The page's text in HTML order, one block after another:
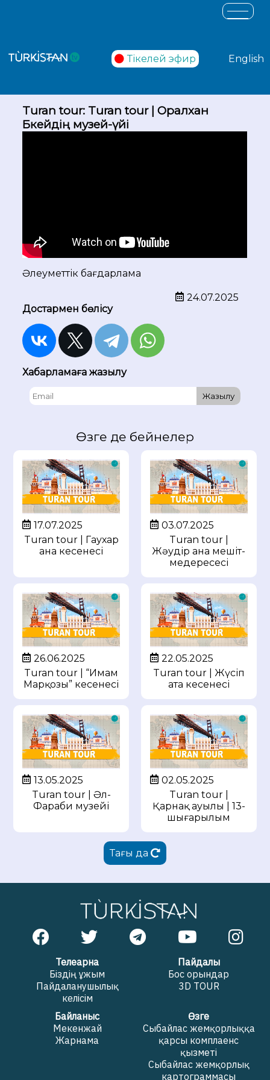
Тікелей эфир English
Turan tour: Turan tour | Оралхан
Бөкейдің музей-үйі
Әлеуметтік бағдарлама
24.07.2025
Достармен бөлісу
Хабарламаға жазылу
Жазылу
Өзге де бейнелер
17.07.2025
Turan tour | Гаухар
ана кесенесі
03.07.2025
Turan tour |
Жәудір ана мешіт-
медересесі
26.06.2025
Turan tour | “Имам
Марқозы” кесенесі
22.05.2025
Turan tour | Жүсіп
ата кесенесі
13.05.2025
Turan tour | Әл-
Фараби музейі
02.05.2025
Turan tour |
Қарнақ ауылы | 13-
шығарылым
Тағы да
Телеарна
Біздің ұжым
Пайдаланушылық
келісім
Пайдалы
Бос орындар
3D TOUR
Байланыс
Мекенжай
Жарнама
Өзге
Сыбайлас жемқорлыққа
қарсы комплаенс
қызметі
Сыбайлас жемқорлық
картограммасы